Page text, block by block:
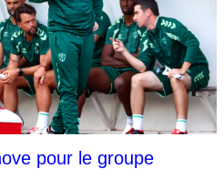
pour le groupe